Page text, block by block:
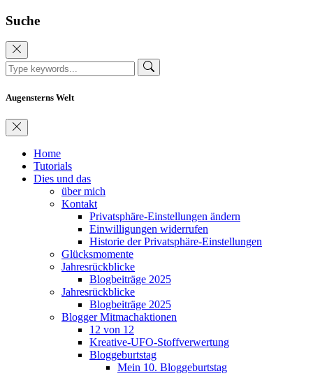
Suche
Augensterns Welt
Home
Tutorials
Dies und das
über mich
Kontakt
Privatsphäre-Einstellungen ändern
Einwilligungen widerrufen
Historie der Privatsphäre-Einstellungen
Glücksmomente
Jahresrückblicke
Blogbeiträge 2025
Jahresrückblicke
Blogbeiträge 2025
Blogger Mitmachaktionen
12 von 12
Kreative-UFO-Stoffverwertung
Bloggeburtstag
Mein 10. Bloggeburtstag